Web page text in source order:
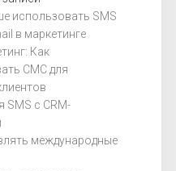
использовать SMS
в маркетинге
Как
СМС для
SMS с CRM-
международные